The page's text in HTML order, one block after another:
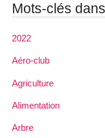
Mots-clés
2022
Aéro-club
Agriculture
Alimentation
Arbre